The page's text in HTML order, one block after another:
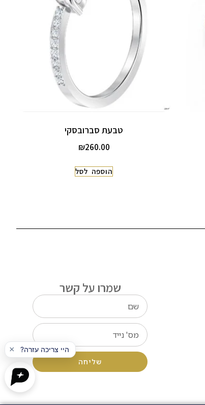
טבעת סברובסקי
₪260.00
הוספה לסל
שמרו על קשר
שליחה